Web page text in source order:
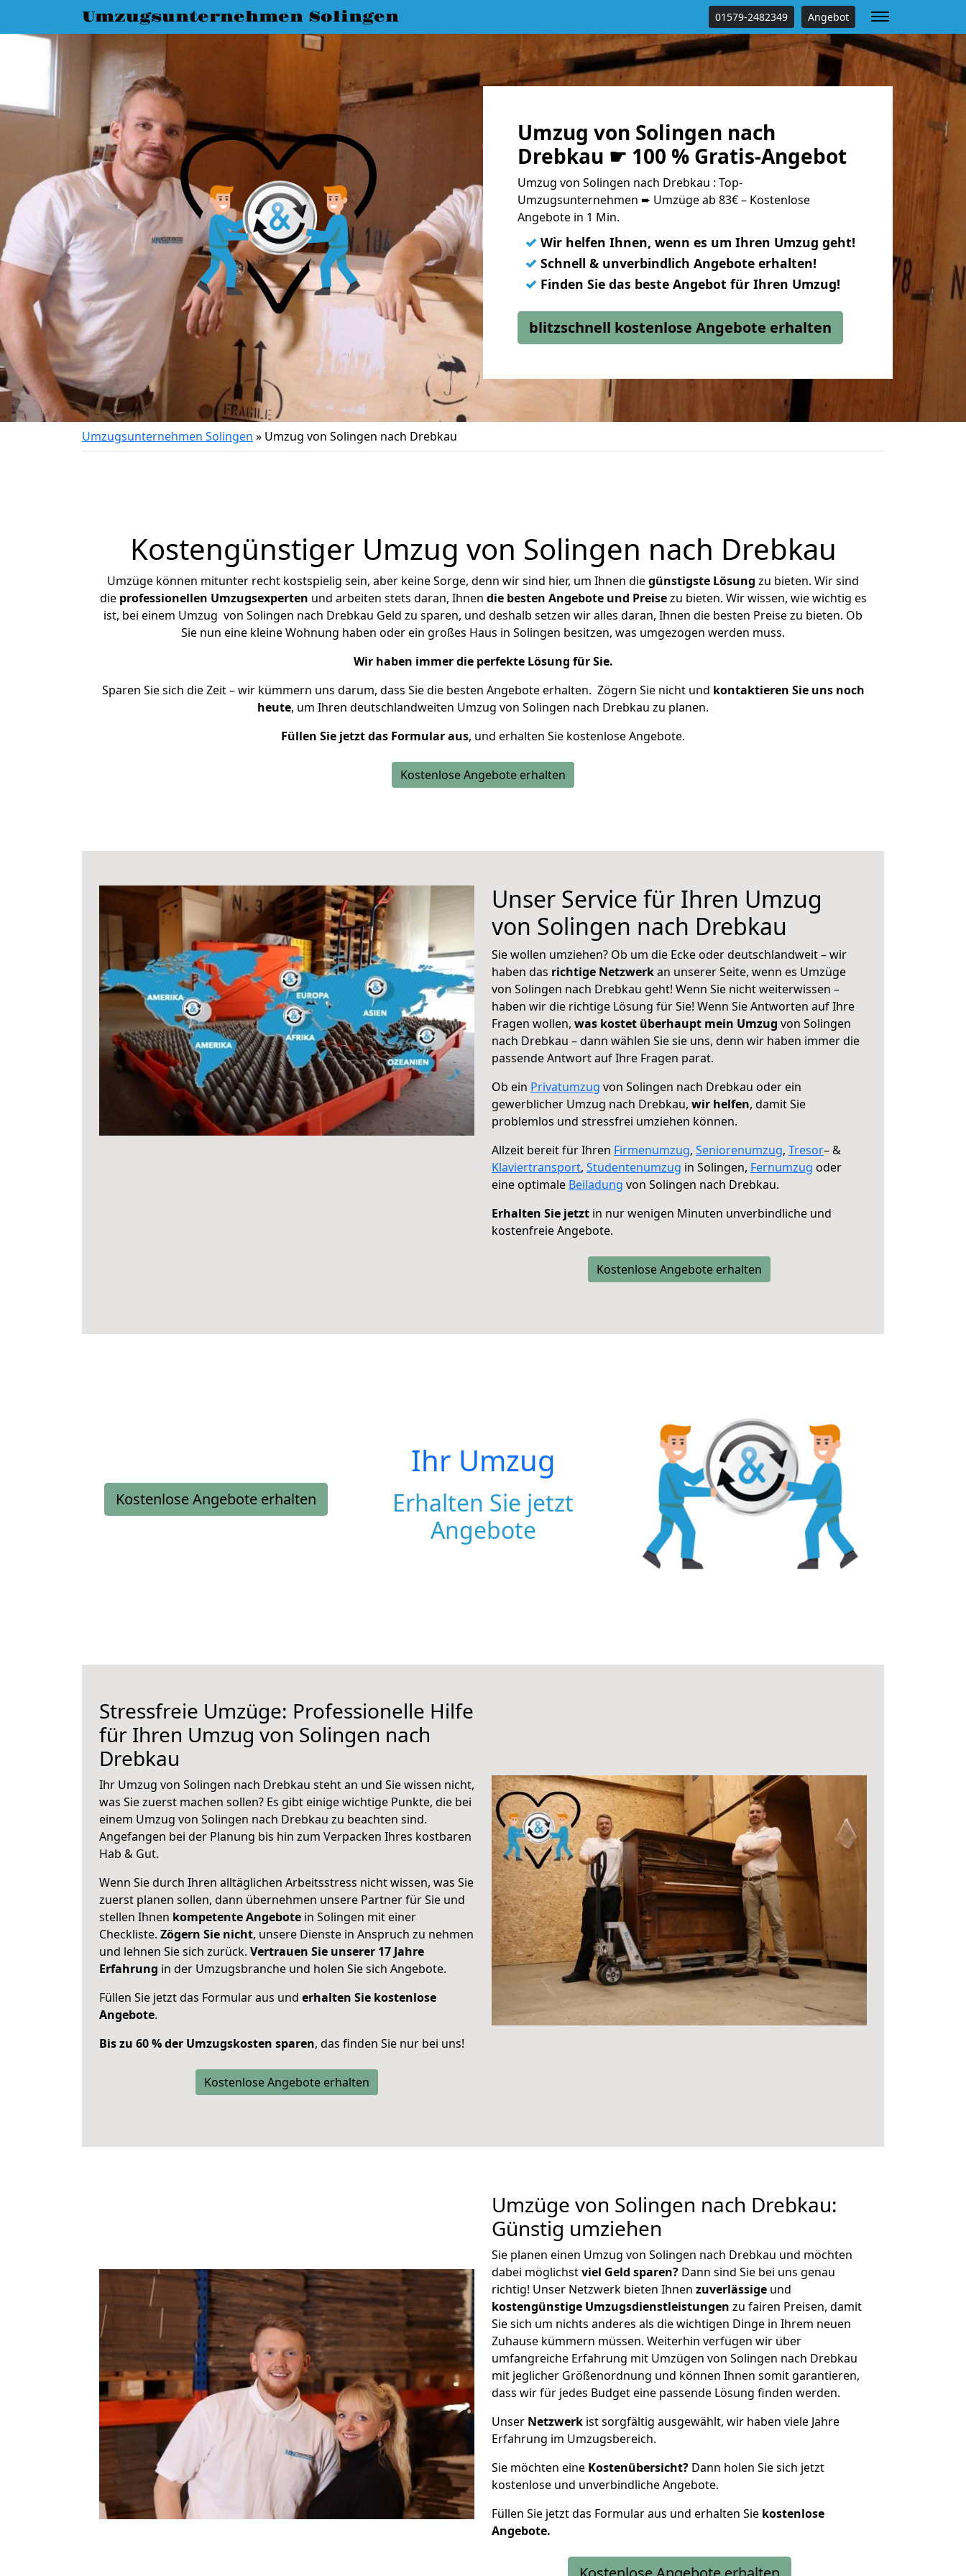
Umzugsunternehmen Solingen 01579-2482349 Angebot
Umzug von Solingen nach
Drebkau ☛ 100 % Gratis-Angebot
Umzug von Solingen nach Drebkau : Top-
Umzugsunternehmen ➨ Umzüge ab 83€ – Kostenlose
Angebote in 1 Min.
✓ Wir helfen Ihnen, wenn es um Ihren Umzug geht!
✓ Schnell & unverbindlich Angebote erhalten!
✓ Finden Sie das beste Angebot für Ihren Umzug!
blitzschnell kostenlose Angebote erhalten
Umzugsunternehmen Solingen » Umzug von Solingen nach Drebkau
Kostengünstiger Umzug von Solingen nach Drebkau
Umzüge können mitunter recht kostspielig sein, aber keine Sorge, denn wir sind hier, um Ihnen diegünstigste Lösung zu bieten. Wir sind
die professionellen Umzugsexperten und arbeiten stets daran, Ihnen die besten Angebote und Preisezu bieten. Wir wissen, wie wichtig es
ist, bei einem Umzug von Solingen nach Drebkau Geld zu sparen, und deshalb setzen wir alles daran, Ihnen die besten Preise zu bieten. Ob
Sie nun eine kleine Wohnung haben oder ein großes Haus in Solingen besitzen, was umgezogen werden muss.
Wir haben immer die perfekte Lösung für Sie.
Sparen Sie sich die Zeit – wir kümmern uns darum, dass Sie die besten Angebote erhalten. Zögern Sie nicht und kontaktieren Sie uns noch
heute, um Ihren deutschlandweiten Umzug von Solingen nach Drebkau zu planen.
Füllen Sie jetzt das Formular aus, und erhalten Sie kostenlose Angebote.
Kostenlose Angebote erhalten
Unser Service für Ihren Umzug
von Solingen nach Drebkau
Sie wollen umziehen? Ob um die Ecke oder deutschlandweit – wir
haben das richtige Netzwerkan unserer Seite, wenn es Umzüge
von Solingen nach Drebkau geht! Wenn Sie nicht weiterwissen –
haben wir die richtige Lösung für Sie! Wenn Sie Antworten auf Ihre
Fragen wollen, was kostet überhaupt mein Umzug von Solingen
nach Drebkau – dann wählen Sie sie uns, denn wir haben immer die
passende Antwort auf Ihre Fragen parat.
Ob ein Privatumzug von Solingen nach Drebkau oder ein
gewerblicher Umzug nach Drebkau, wir helfen, damit Sie
problemlos und stressfrei umziehen können.
Allzeit bereit für Ihren Firmenumzug, Seniorenumzug, Tresor– &
Klaviertransport, Studentenumzug in Solingen, Fernumzug oder
eine optimale Beiladung von Solingen nach Drebkau.
Erhalten Sie jetzt in nur wenigen Minuten unverbindliche und
kostenfreie Angebote.
Kostenlose Angebote erhalten
Kostenlose Angebote erhalten
Ihr Umzug
Erhalten Sie jetzt
Angebote
Stressfreie Umzüge: Professionelle Hilfe
für Ihren Umzug von Solingen nach
Drebkau
Ihr Umzug von Solingen nach Drebkau steht an und Sie wissen nicht,
was Sie zuerst machen sollen? Es gibt einige wichtige Punkte, die bei
einem Umzug von Solingen nach Drebkau zu beachten sind.
Angefangen bei der Planung bis hin zum Verpacken Ihres kostbaren
Hab & Gut.
Wenn Sie durch Ihren alltäglichen Arbeitsstress nicht wissen, was Sie
zuerst planen sollen, dann übernehmen unsere Partner für Sie und
stellen Ihnen kompetente Angebote in Solingen mit einer
Checkliste. Zögern Sie nicht, unsere Dienste in Anspruch zu nehmen
und lehnen Sie sich zurück. Vertrauen Sie unserer 17 Jahre
Erfahrung in der Umzugsbranche und holen Sie sich Angebote.
Füllen Sie jetzt das Formular aus und erhalten Sie kostenlose
Angebote.
Bis zu 60 % der Umzugskosten sparen, das finden Sie nur bei uns!
Kostenlose Angebote erhalten
Umzüge von Solingen nach Drebkau:
Günstig umziehen
Sie planen einen Umzug von Solingen nach Drebkau und möchten
dabei möglichstviel Geld sparen? Dann sind Sie bei uns genau
richtig! Unser Netzwerk bieten Ihnen zuverlässige und
kostengünstige Umzugsdienstleistungen zu fairen Preisen, damit
Sie sich um nichts anderes als die wichtigen Dinge in Ihrem neuen
Zuhause kümmern müssen. Weiterhin verfügen wir über
umfangreiche Erfahrung mit Umzügen von Solingen nach Drebkau
mit jeglicher Größenordnung und können Ihnen somit garantieren,
dass wir für jedes Budget eine passende Lösung finden werden.
Unser Netzwerk ist sorgfältig ausgewählt, wir haben viele Jahre
Erfahrung im Umzugsbereich.
Sie möchten eine Kostenübersicht? Dann holen Sie sich jetzt
kostenlose und unverbindliche Angebote.
Füllen Sie jetzt das Formular aus und erhalten Sie kostenlose
Angebote.